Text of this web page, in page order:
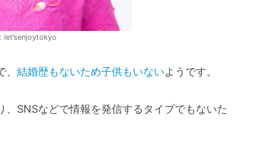
let’senjoytokyo
、 結婚歴もないため子供もいないようです。
SNSなどで情報を発信するタイプでもないた